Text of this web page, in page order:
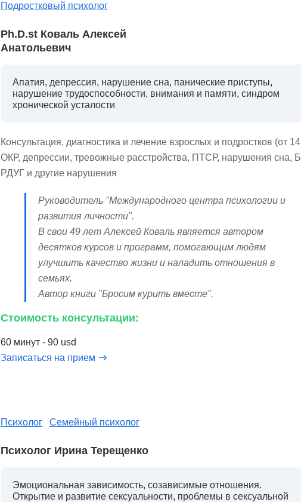
Подростковый психолог
Ph.D.st Коваль Алексей
Анатольевич
Апатия, депрессия, нарушение сна, панические приступы,
нарушение трудоспособности, внимания и памяти, синдром
хронической усталости
Консультация, диагностика и лечение взрослых и подростков (от 14
ОКР, депрессии, тревожные расстройства, ПТСР, нарушения сна,
РДУГ и другие нарушения
Руководитель "Международного центра психологии и
развития личности".
В свои 49 лет Алексей Коваль является автором
десятков курсов и программ, помогающим людям
улучшить качество жизни и наладить отношения в
семьях.
Автор книги "Бросим курить вместе".
Стоимость консультации:
60 минут - 90 usd
Записаться на прием
Психолог Семейный психолог
Психолог Ирина Терещенко
Эмоциональная зависимость, созависимые отношения.
Открытие и развитие сексуальности, проблемы в сексуальной